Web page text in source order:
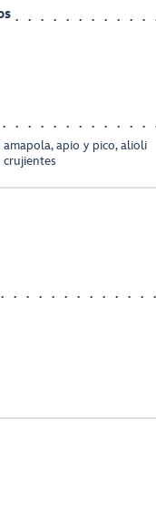
apio y pico, alioli